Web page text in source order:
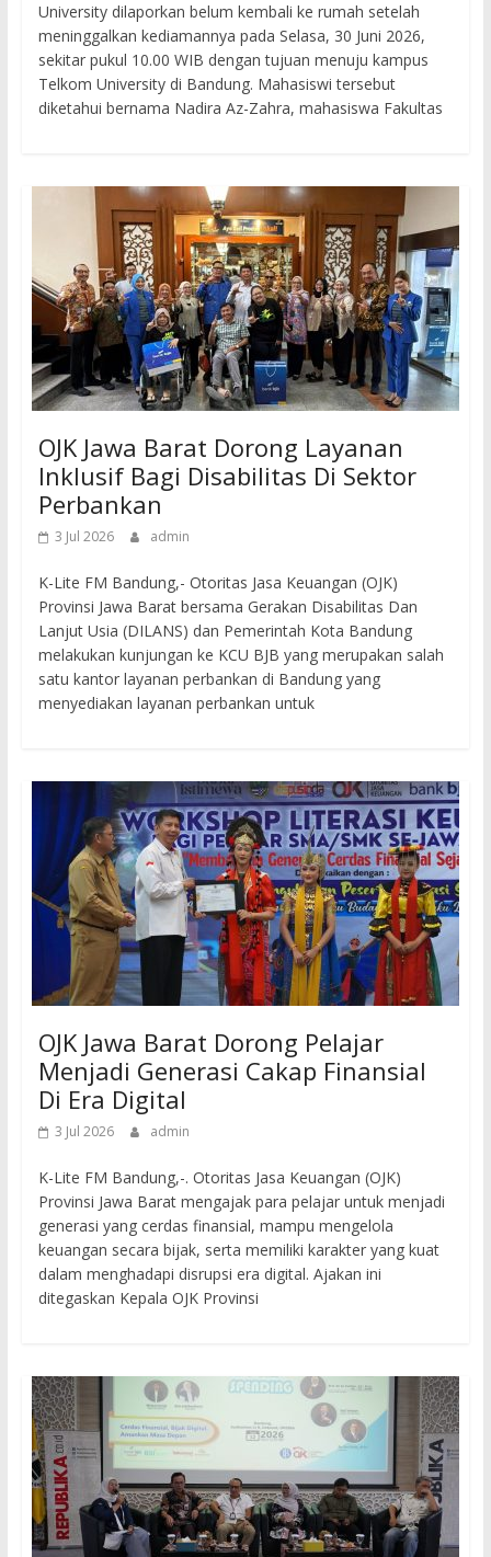
University dilaporkan belum kembali ke rumah setelah
meninggalkan kediamannya pada Selasa, 30 Juni 2026,
sekitar pukul 10.00 WIB dengan tujuan menuju kampus
Telkom University di Bandung. Mahasiswi tersebut
diketahui bernama Nadira Az-Zahra, mahasiswa Fakultas
OJK Jawa Barat Dorong Layanan
Inklusif Bagi Disabilitas Di Sektor
Perbankan
3 Jul 2026 admin
K-Lite FM Bandung,- Otoritas Jasa Keuangan (OJK)
Provinsi Jawa Barat bersama Gerakan Disabilitas Dan
Lanjut Usia (DILANS) dan Pemerintah Kota Bandung
melakukan kunjungan ke KCU BJB yang merupakan salah
satu kantor layanan perbankan di Bandung yang
menyediakan layanan perbankan untuk
OJK Jawa Barat Dorong Pelajar
Menjadi Generasi Cakap Finansial
Di Era Digital
3 Jul 2026 admin
K-Lite FM Bandung,-. Otoritas Jasa Keuangan (OJK)
Provinsi Jawa Barat mengajak para pelajar untuk menjadi
generasi yang cerdas finansial, mampu mengelola
keuangan secara bijak, serta memiliki karakter yang kuat
dalam menghadapi disrupsi era digital. Ajakan ini
ditegaskan Kepala OJK Provinsi